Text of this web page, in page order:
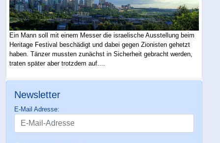
Ein Mann soll mit einem Messer die israelische Ausstellung beim
Heritage Festival beschädigt und dabei gegen Zionisten gehetzt
haben. Tänzer mussten zunächst in Sicherheit gebracht werden,
traten später aber trotzdem auf....
Newsletter
E-Mail Adresse: